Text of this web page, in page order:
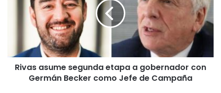
m
Rivas asume segunda etapa a gobernador con
Germán Becker como Jefe de Campaña